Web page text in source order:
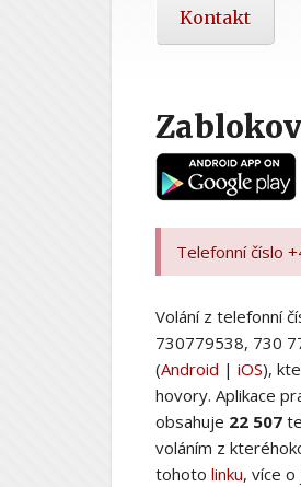
Kontakt
Telefonní číslo
Volání z telefonní
730779538, 730
(Android | iOS),
hovory. Aplikace
obsahuje 22 507
voláním z
tohoto linku, více